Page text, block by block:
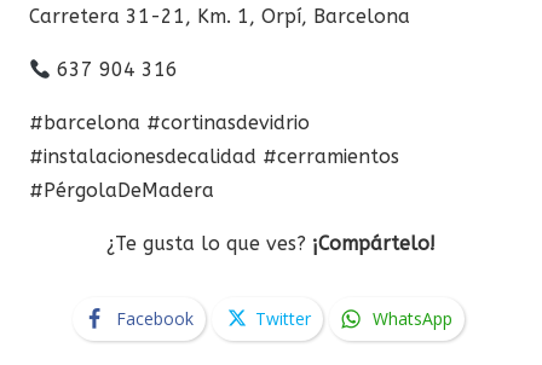
Carretera 31-21, Km. 1, Orpí, Barcelona
637 904 316
#barcelona #cortinasdevidrio
#instalacionesdecalidad #cerramientos
#PérgolaDeMadera
¿Te gusta lo que ves? ¡Compártelo!
Facebook Twitter WhatsApp